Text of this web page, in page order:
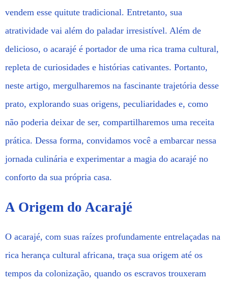
vendem esse quitute tradicional. Entretanto, sua
atratividade vai além do paladar irresistível. Além de
delicioso, o acarajé é portador de uma rica trama cultural,
repleta de curiosidades e histórias cativantes. Portanto,
neste artigo, mergulharemos na fascinante trajetória desse
prato, explorando suas origens, peculiaridades e, como
não poderia deixar de ser, compartilharemos uma receita
prática. Dessa forma, convidamos você a embarcar nessa
jornada culinária e experimentar a magia do acarajé no
conforto da sua própria casa.
A Origem do Acarajé
O acarajé, com suas raízes profundamente entrelaçadas na
rica herança cultural africana, traça sua origem até os
tempos da colonização, quando os escravos trouxeram